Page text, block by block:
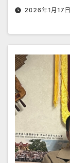
2026年1月17日